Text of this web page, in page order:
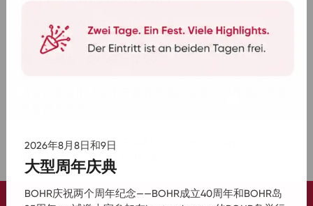
您的物品将在以下时间亲自取件：
地址：Kreisstraße 2, 55483 Lautzenhausen
电话：+49 (0) 6543 5019-24
lostandfound@bohr.de
大型周年庆典
2026年8月8日和9日
BOHR庆祝两个周年纪念——BOHR成立40周年和BOHR岛